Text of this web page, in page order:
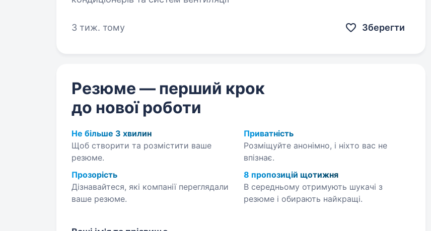
3 тиж. тому Зберегти
Резюме — перший крок
до нової роботи
Не більше 3 хвилин
Щоб створити та розмістити ваше
резюме.
Приватність
Розміщуйте анонімно, і ніхто вас не
впізнає.
Прозорість
Дізнавайтеся, які компанії переглядали
ваше резюме.
8 пропозицій щотижня
В середньому отримують шукачі з
резюме і обирають найкращі.